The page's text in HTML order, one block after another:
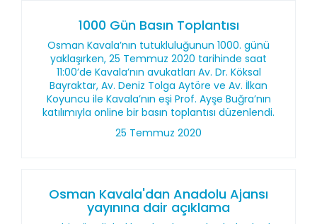
1000 Gün Basın Toplantısı
Osman Kavala’nın tutukluluğunun 1000. günü
yaklaşırken, 25 Temmuz 2020 tarihinde saat
11:00’de Kavala’nın avukatları Av. Dr. Köksal
Bayraktar, Av. Deniz Tolga Aytöre ve Av. İlkan
Koyuncu ile Kavala’nın eşi Prof. Ayşe Buğra’nın
katılımıyla online bir basın toplantısı düzenlendi.
25 Temmuz 2020
Osman Kavala'dan Anadolu Ajansı
yayınına dair açıklama